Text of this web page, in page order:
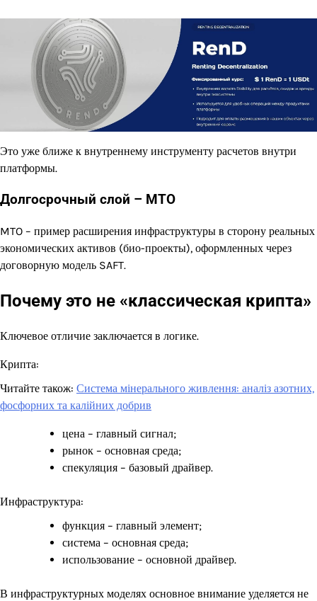
Это уже ближе к внутреннему инструменту расчетов внутри
платформы.
Долгосрочный слой – MTO
MTO – пример расширения инфраструктуры в сторону реальных
экономических активов (био-проекты), оформленных через
договорную модель SAFT.
Почему это не «классическая крипта»
Ключевое отличие заключается в логике.
Крипта:
Читайте також: Система мінерального живлення: аналіз азотних,
фосфорних та калійних добрив
цена – главный сигнал;
рынок – основная среда;
спекуляция – базовый драйвер.
Инфраструктура:
функция – главный элемент;
система – основная среда;
использование – основной драйвер.
В инфраструктурных моделях основное внимание уделяется не